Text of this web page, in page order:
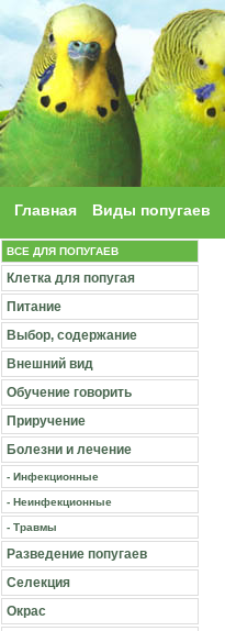
Главная Виды попугаев
ВСЕ ДЛЯ ПОПУГАЕВ
Клетка для попугая
Питание
Выбор, содержание
Внешний вид
Обучение говорить
Приручение
Болезни и лечение
- Инфекционные
- Неинфекционные
- Травмы
Разведение попугаев
Селекция
Окрас